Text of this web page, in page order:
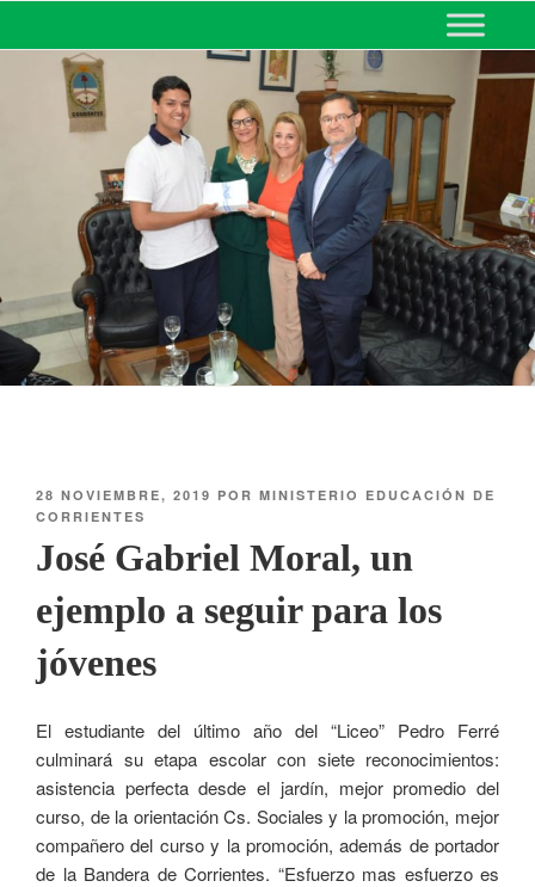
MINISTERIO DE EDUCACIÓN
DE CORRIENTES
28 NOVIEMBRE, 2019 POR MINISTERIO EDUCACIÓN DE
CORRIENTES
José Gabriel Moral, un
ejemplo a seguir para los
jóvenes
El estudiante del último año del “Liceo” Pedro Ferré
culminará su etapa escolar con siete reconocimientos:
asistencia perfecta desde el jardín, mejor promedio del
curso, de la orientación Cs. Sociales y la promoción, mejor
compañero del curso y la promoción, además de portador
de la Bandera de Corrientes. “Esfuerzo mas esfuerzo es